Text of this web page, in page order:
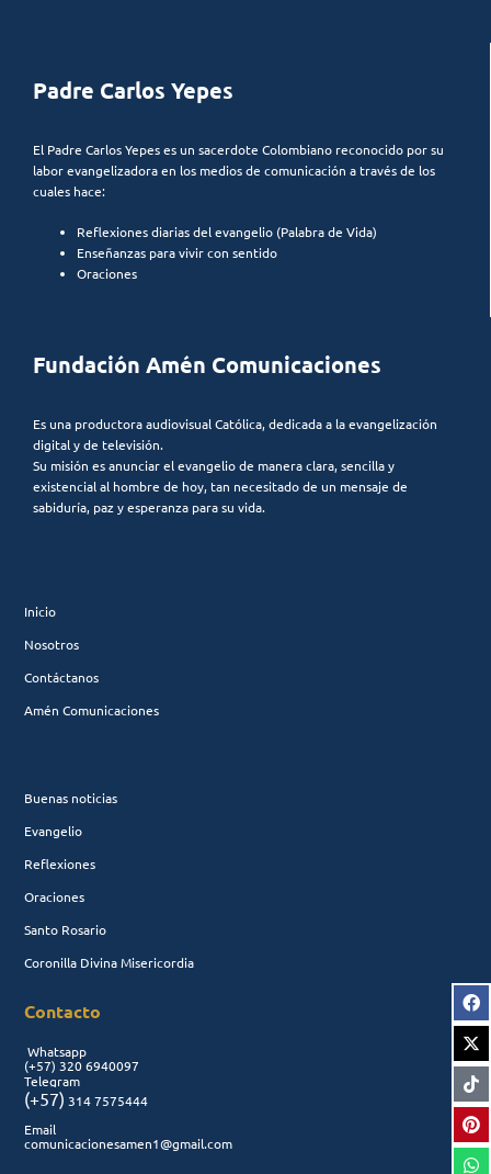
Padre Carlos Yepes
El Padre Carlos Yepes es un sacerdote Colombiano reconocido por su
labor evangelizadora en los medios de comunicación a través de los
cuales hace:
Reflexiones diarias del evangelio (Palabra de Vida)
Enseñanzas para vivir con sentido
Oraciones
Fundación Amén Comunicaciones
Es una productora audiovisual Católica, dedicada a la evangelización
digital y de televisión.
Su misión es anunciar el evangelio de manera clara, sencilla y
existencial al hombre de hoy, tan necesitado de un mensaje de
sabiduría, paz y esperanza para su vida.
Inicio
Nosotros
Contáctanos
Amén Comunicaciones
Buenas noticias
Evangelio
Reflexiones
Oraciones
Santo Rosario
Coronilla Divina Misericordia
Contacto
Whatsapp
(+57) 320 6940097
Telegram
(+57) 314 7575444
Email
comunicacionesamen1@gmail.com